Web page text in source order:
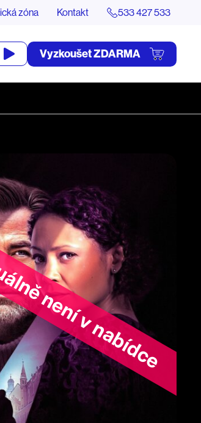
zóna Kontakt 533 427 533
Vyzkoušet ZDARMA
není v nabídce